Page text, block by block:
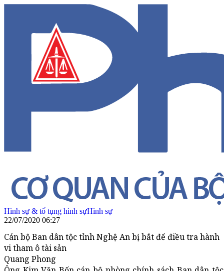
Hình sự & tố tụng hình sựHình sự
22/07/2020 06:27
Cán bộ Ban dân tộc tỉnh Nghệ An bị bắt để điều tra hành
vi tham ô tài sản
Quang Phong